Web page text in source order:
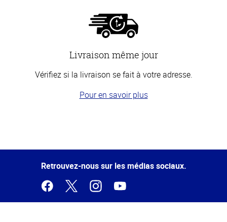
Livraison même jour
Vérifiez si la livraison se fait à votre adresse.
Pour en savoir plus
de la
Retrouvez-nous sur les médias sociaux.